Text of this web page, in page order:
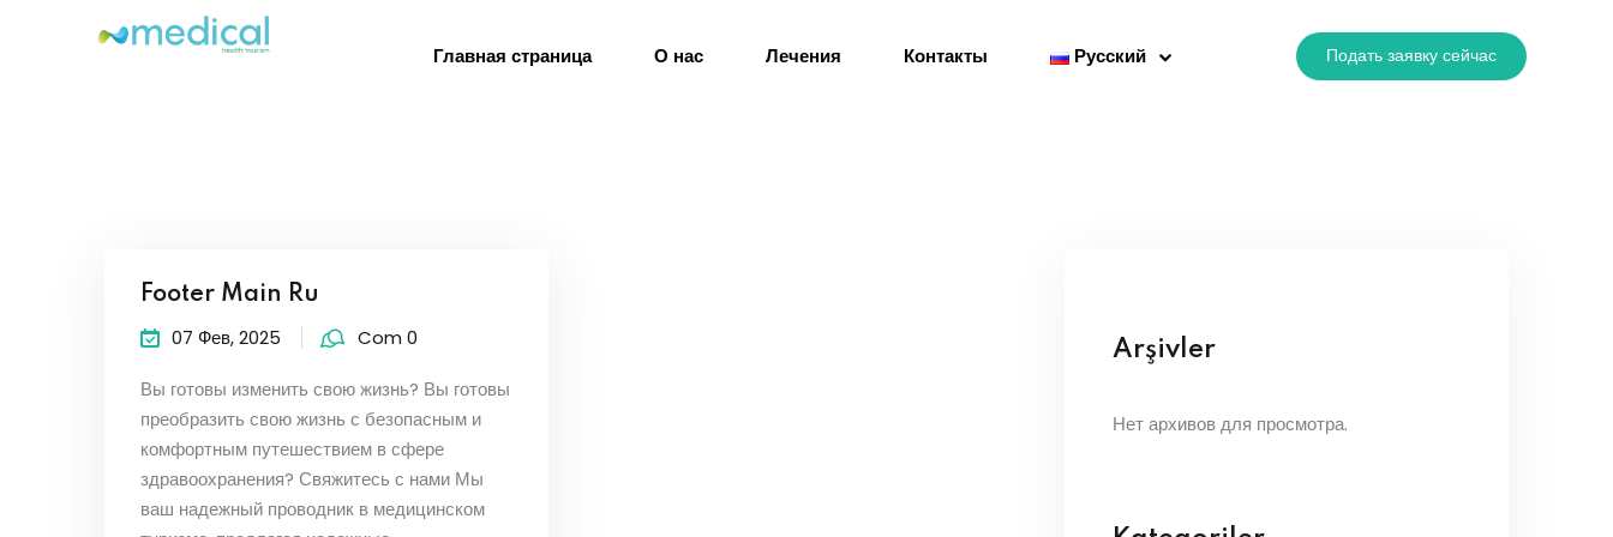
Главная страница О нас Лечения Контакты Русский Подать заявку сейчас
Footer Main Ru
07 Фев, 2025 Com 0
Вы готовы изменить свою жизнь? Вы готовы
преобразить свою жизнь с безопасным и
комфортным путешествием в сфере
здравоохранения? Свяжитесь с нами Мы
ваш надежный проводник в медицинском
Arşivler
Нет архивов для просмотра.